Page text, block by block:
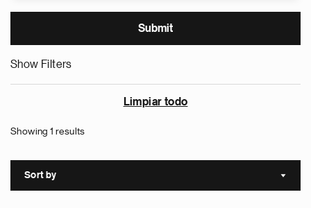
Show Filters
Limpiar todo
Showing 1 results
Sort by Sort